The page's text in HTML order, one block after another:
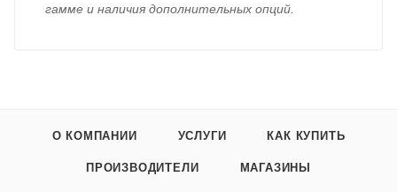
гамме и наличия дополнительных опций.
О КОМПАНИИ УСЛУГИ КАК КУПИТЬ
ПРОИЗВОДИТЕЛИ МАГАЗИНЫ